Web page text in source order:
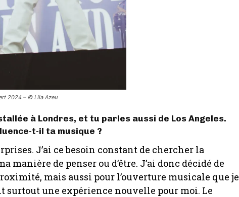
2024 – ©️ Lila Azeu
à Londres, et tu parles aussi de Los Angeles.
t-il ta musique ?
J’ai ce besoin constant de chercher la
manière de penser ou d’être. J’ai donc décidé de
mais aussi pour l’ouverture musicale que je
surtout une expérience nouvelle pour moi. Le